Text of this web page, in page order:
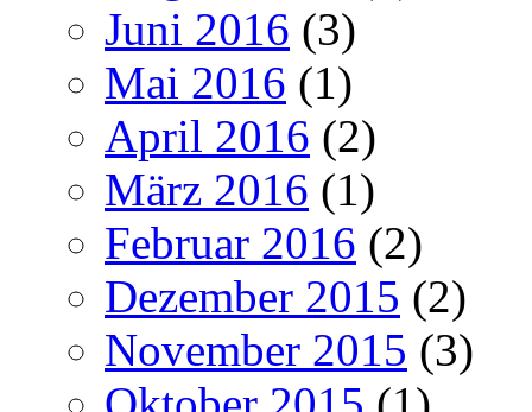
Juni 2016 (3)
Mai 2016 (1)
April 2016 (2)
März 2016 (1)
Februar 2016 (2)
Dezember 2015 (2)
November 2015 (3)